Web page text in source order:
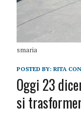
smaria
POSTED BY: RITA
Oggi 23
si